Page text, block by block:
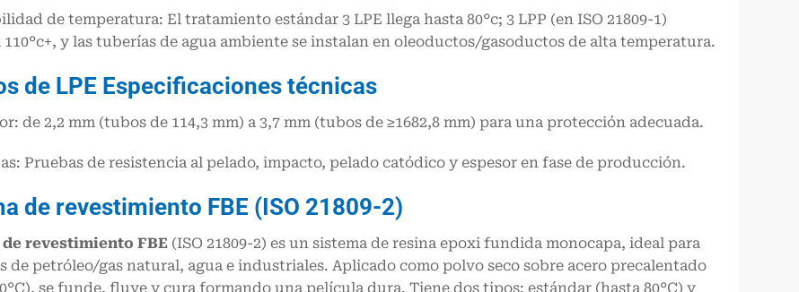
de temperatura: El tratamiento estándar 3 LPE llega hasta 80°c; 3 LPP (en ISO 21809-1)
110°c+, y las tuberías de agua ambiente se instalan en oleoductos/gasoductos de alta temperatura.
de LPE Especificaciones técnicas
de 2,2 mm (tubos de 114,3 mm) a 3,7 mm (tubos de ≥1682,8 mm) para una protección adecuada.
Pruebas de resistencia al pelado, impacto, pelado catódico y espesor en fase de producción.
de revestimiento FBE (ISO 21809-2)
revestimiento FBE(ISO 21809-2) es un sistema de resina epoxi fundida monocapa, ideal para
de petróleo/gas natural, agua e industriales. Aplicado como polvo seco sobre acero precalentado
se funde, fluye y cura formando una película dura. Tiene dos tipos: estándar (hasta 80°C) y